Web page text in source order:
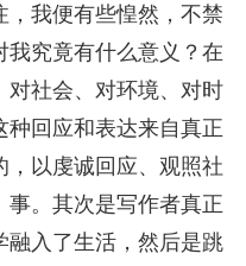
，我便有些惶然，不禁
究竟有什么意义？在
对社会、对环境、对时
回应和表达来自真正
，以虔诚回应、观照社
。其次是写作者真正
融入了生活，然后是跳